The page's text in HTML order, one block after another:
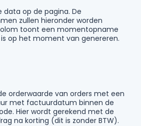
data op de pagina. De
zullen hieronder worden
toont een momentopname
op het moment van genereren.
orderwaarde van orders met een
met factuurdatum binnen de
Hier wordt gerekend met de
na korting (dit is zonder BTW).